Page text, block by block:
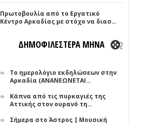
Πρωτοβουλία από το Εργατικό
Κέντρο Αρκαδίας με στόχο να διασ…
ΔΗΜΟΦΙΛΕΣΤΕΡΑ ΜΗΝΑ
Το ημερολόγιο εκδηλώσεων στην
Αρκαδία (ΑΝΑΝΕΩΝΕΤΑΙ…
Κάπνα από τις πυρκαγιές της
Αττικής στον ουρανό τη…
Σήμερα στο Άστρος | Μουσική